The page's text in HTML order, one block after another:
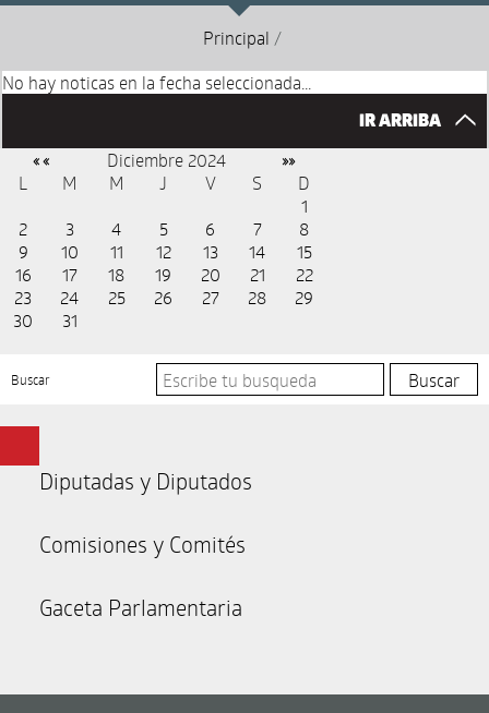
Principal /
No hay noticas en la fecha seleccionada...
IR ARRIBA
« « Diciembre 2024 »»
L M M J V S
D
1
2
3 4 5 6 7
8
9
10 11 12 13 14
15
16
17 18 19 20 21
22
23
24 25 26 27 28
29
30
31
Buscar
Diputadas y Diputados
Comisiones y Comités
Gaceta Parlamentaria